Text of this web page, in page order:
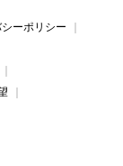
ーポリシー